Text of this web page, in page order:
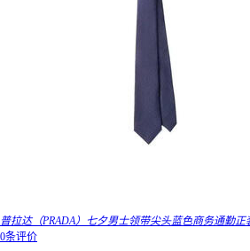
普拉达（PRADA）七夕男士领带尖头蓝色商务通勤正
0条评价